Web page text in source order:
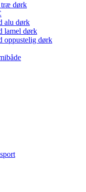
træ dørk
alu dørk
lamel dørk
oppustelig dørk